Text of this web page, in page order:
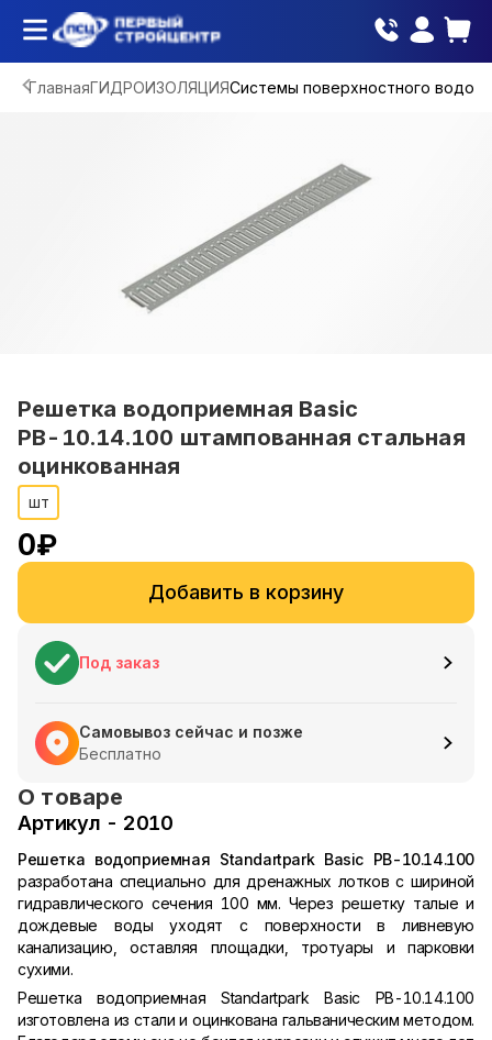
ГлавнаяГИДРОИЗОЛЯЦИЯСистемы поверхностного
Решетка водоприемная Basic
РВ-10.14.100 штампованная стальная
оцинкованная
шт
0₽
Добавить в корзину
Под заказ
Самовывоз сейчас и позже
Бесплатно
О товаре
Артикул - 2010
Решетка водоприемная Standartpark Basic РВ-10.14.100
разработана специально для дренажных лотков с шириной
гидравлического сечения 100 мм. Через решетку талые и
дождевые воды уходят с поверхности в ливневую
канализацию, оставляя площадки, тротуары и парковки
сухими.
Решетка водоприемная Standartpark Basic РВ-10.14.100
изготовлена из стали и оцинкована гальваническим методом.